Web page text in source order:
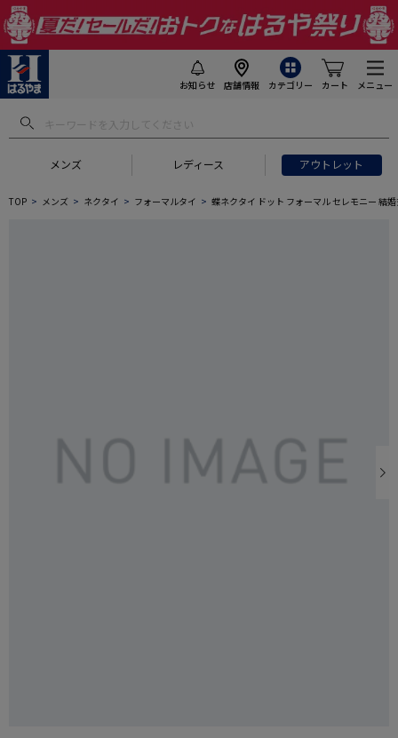
お知らせ 店舗情報 カテゴリー カート メニュー
メンズ レディース アウトレット
TOP メンズ ネクタイ フォーマルタイ 蝶ネクタイ ドット フォーマル セレモニー 結